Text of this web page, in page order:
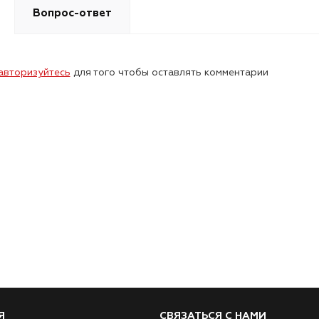
Вопрос-ответ
для того чтобы оставлять комментарии
СВЯЗАТЬСЯ С НАМИ